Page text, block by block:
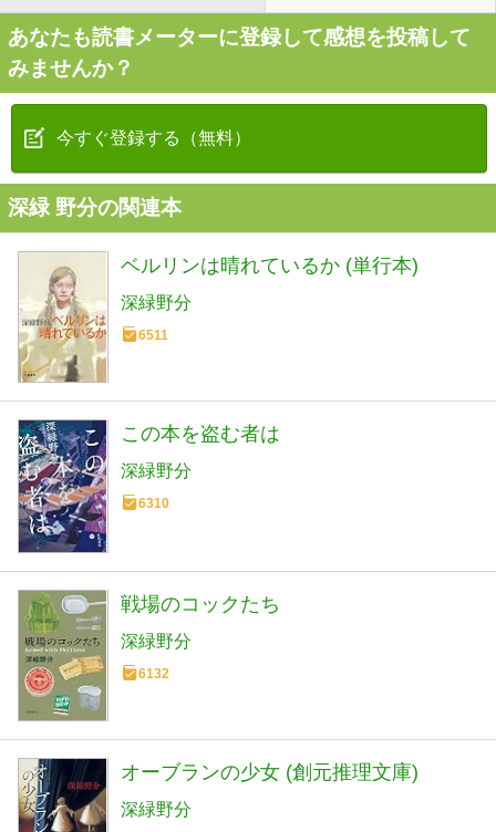
あなたも読書メーターに登録して感想を投稿して
みませんか？
今すぐ登録する（無料）
深緑 野分の関連本
ベルリンは晴れているか (単行本)
深緑野分
6511
この本を盗む者は
深緑野分
6310
戦場のコックたち
深緑野分
6132
オーブランの少女 (創元推理文庫)
深緑野分